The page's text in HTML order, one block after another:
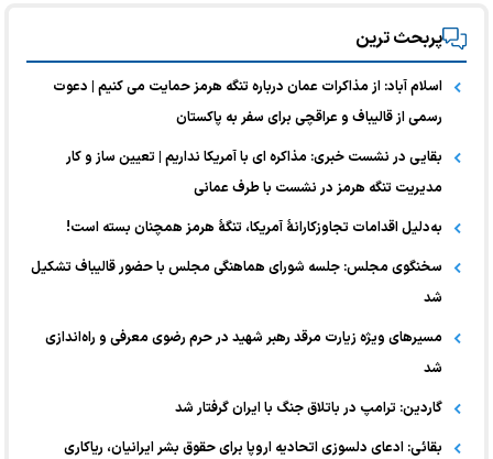
پربحث ترین
اسلام آباد: از مذاکرات عمان درباره تنگه هرمز حمایت می کنیم | دعوت
رسمی از قالیباف و عراقچی برای سفر به پاکستان
بقایی در نشست خبری: مذاکره ای با آمریکا نداریم | تعیین ساز و کار
مدیریت تنگه هرمز در نشست با طرف عمانی
به‌دلیل اقدامات تجاوزکارانهٔ آمریکا، تنگهٔ هرمز همچنان بسته است!
سخنگوی مجلس: جلسه شورای هماهنگی مجلس با حضور قالیباف تشکیل
شد
مسیرهای ویژه زیارت مرقد رهبر شهید در حرم رضوی معرفی و راه‌اندازی
شد
گاردین: ترامپ در باتلاق جنگ با ایران گرفتار شد
بقائی: ادعای دلسوزی اتحادیه اروپا برای حقوق بشر ایرانیان، ریاکاری